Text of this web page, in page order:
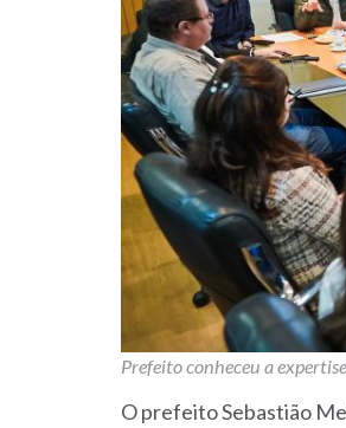
Prefeito conheceu a
O prefeito Sebastião